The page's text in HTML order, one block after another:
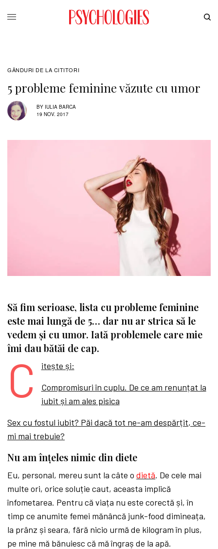
GÂNDURI DE LA CITITORI
5 probleme feminine văzute cu umor
BY IULIA BARCA
19 NOV. 2017
Să fim serioase, lista cu probleme feminine
este mai lungă de 5… dar nu ar strica să le
vedem și cu umor. Iată problemele care mie
îmi dau bătăi de cap.
C
itește și:
Compromisuri în cuplu. De ce am renunțat la
iubit și am ales pisica
Sex cu fostul iubit? Păi dacă tot ne-am despărțit, ce-
mi mai trebuie?
Nu am înțeles nimic din diete
Eu, personal, mereu sunt la câte odietă. De cele mai
multe ori, orice soluție caut, aceasta implică
înfometarea. Pentru că viața nu este corectă și, în
timp ce anumite femei mănâncă junk-food dimineața,
la prânz și seara, fără nicio urmă de kilogram în plus,
pe mine mă bănuiesc că mă îngraș de la apă.